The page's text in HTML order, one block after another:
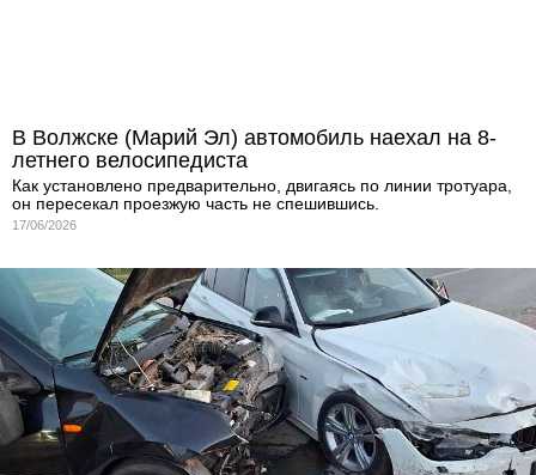
В Волжске (Марий Эл) автомобиль наехал на 8-
летнего велосипедиста
Как установлено предварительно, двигаясь по линии тротуара,
он пересекал проезжую часть не спешившись.
17/06/2026